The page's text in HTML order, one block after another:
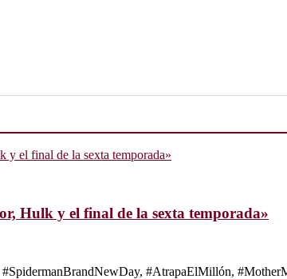
Hulk y el final de la sexta temporada»
#SpidermanBrandNewDay, #AtrapaElMillón,